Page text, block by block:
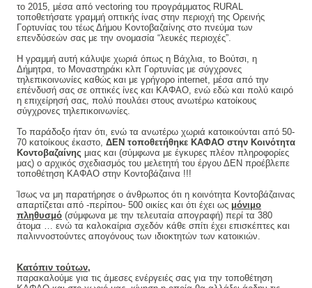
το 2015, μέσα από vectoring του προγράμματος RURAL
τοποθετήσατε γραμμή οπτικής ίνας στην περιοχή της Ορεινής
Γορτυνίας του τέως Δήμου Κοντοβαζαίνης στο πνεύμα των
επενδύσεών σας με την ονομασία “λευκές περιοχές”.
Η γραμμή αυτή κάλυψε χωριά όπως η Βάχλια, το Βούτσι, η
Δήμητρα, το Μοναστηράκι κλπ Γορτυνίας με σύγχρονες
τηλεπικοινωνίες καθώς και με γρήγορο internet, μέσα από την
επένδυσή σας σε οπτικές ίνες και ΚΑΦΑΟ, ενώ εδώ και πολύ καιρό
η επιχείρησή σας, πολύ πουλάει στους ανωτέρω κατοίκους
σύγχρονες τηλεπικοινωνίες.
Το παράδοξο ήταν ότι, ενώ τα ανωτέρω χωριά κατοικούνται από 50-
70 κατοίκους έκαστο, ΔΕΝ τοποθετήθηκε ΚΑΦΑΟ στην Κοινότητα
Κοντοβαζαίνης μιας και (σύμφωνα με έγκυρες πλέον πληροφορίες
μας) ο αρχικός σχεδιασμός του μελετητή του έργου ΔΕΝ προέβλεπε
τοποθέτηση ΚΑΦΑΟ στην Κοντοβάζαινα !!!
Ίσως να μη παρατήρησε ο άνθρωπος ότι η κοινότητα Κοντοβάζαινας
απαρτίζεται από -περίπου- 500 οικίες και ότι έχει ως μόνιμο
πληθυσμό (σύμφωνα με την τελευταία απογραφή) περί τα 380
άτομα … ενώ τα καλοκαίρια σχεδόν κάθε σπίτι έχει επισκέπτες και
παλιννοστούντες απογόνους των ιδιοκτητών των κατοικιών.
Κατόπιν τούτων,
παρακαλούμε για τις άμεσες ενέργειές σας για την τοποθέτηση